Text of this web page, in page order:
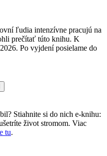
ľudia intenzívne pracujú na
prečítať túto knihu. K
Po vyjdení posielame do
Stiahnite si do nich e-knihu:
život stromom. Viac
tu.